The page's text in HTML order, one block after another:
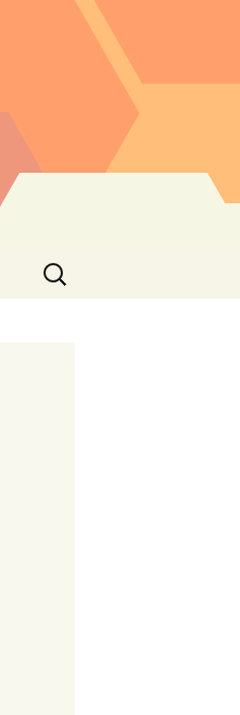
Buscar: